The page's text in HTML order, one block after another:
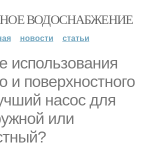
ВОДОСНАБЖЕНИЕ
новости статьи
использования
и поверхностного
насос для
или